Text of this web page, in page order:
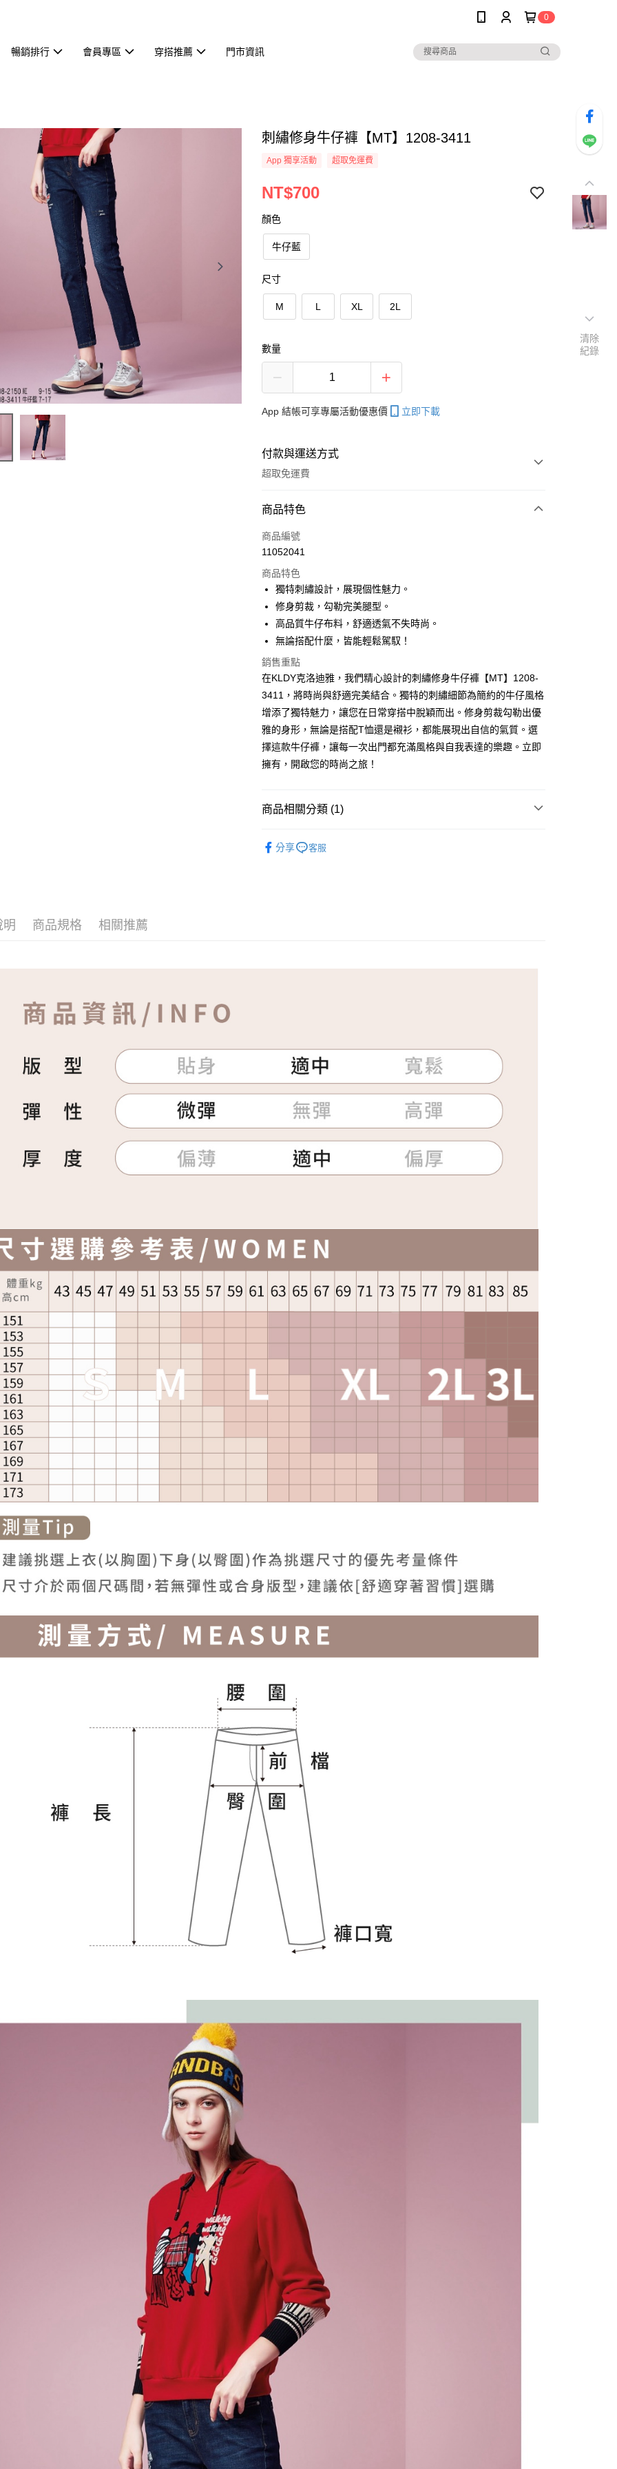
0
暢銷排行 會員專區 穿搭推薦 門市資訊
刺繡修身牛仔褲【MT】1208-3411
App 獨享活動 超取免運費
NT$700
顏色
牛仔藍
尺寸
M L XL 2L
數量
App 結帳可享專屬活動優惠價 立即下載
付款與運送方式
超取免運費
付款方式
信用卡一次付款
ATM付款
運送方式
全家取貨付款
免運費
付款後全家取貨
免運費
7-11取貨付款
免運費
免運費
免運費
商品特色
商品編號
11052041
商品特色
獨特刺繡設計，展現個性魅力。
修身剪裁，勾勒完美腿型。
高品質牛仔布料，舒適透氣不失時尚。
無論搭配什麼，皆能輕鬆駕馭！
銷售重點
在KLDY克洛迪雅，我們精心設計的刺繡修身牛仔褲【MT】1208-
3411，將時尚與舒適完美結合。獨特的刺繡細節為簡約的牛仔風格
增添了獨特魅力，讓您在日常穿搭中脫穎而出。修身剪裁勾勒出優
雅的身形，無論是搭配T恤還是襯衫，都能展現出自信的氣質。選
擇這款牛仔褲，讓每一次出門都充滿風格與自我表達的樂趣。立即
擁有，開啟您的時尚之旅！
商品相關分類 (1)
分享
客服
明 商品規格 相關推薦
清除
紀錄